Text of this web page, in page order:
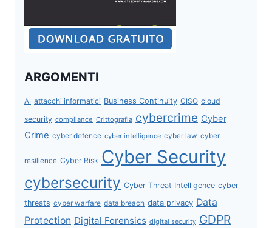
ARGOMENTI
AI attacchi informatici Business Continuity CISO cloud
security compliance Crittografia cybercrime Cyber
Crime cyber defence cyber intelligence cyber law cyber
resilience Cyber Risk Cyber Security
cybersecurity Cyber Threat Intelligence cyber
threats cyber warfare data breach data privacy Data
Protection Digital Forensics digital security GDPR